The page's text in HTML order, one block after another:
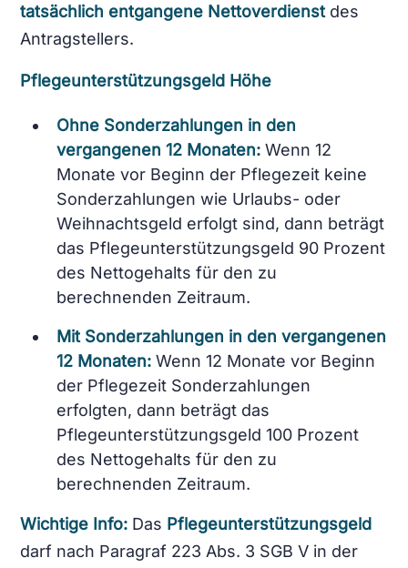
tatsächlich entgangene Nettoverdienstdes
Antragstellers.
Pflegeunterstützungsgeld Höhe
Ohne Sonderzahlungen in den
vergangenen 12 Monaten:Wenn 12
Monate vor Beginn der Pflegezeit keine
Sonderzahlungen wie Urlaubs- oder
Weihnachtsgeld erfolgt sind, dann beträgt
das Pflegeunterstützungsgeld 90 Prozent
des Nettogehalts für den zu
berechnenden Zeitraum.
Mit Sonderzahlungen in den vergangenen
12 Monaten:Wenn 12 Monate vor Beginn
der Pflegezeit Sonderzahlungen
erfolgten, dann beträgt das
Pflegeunterstützungsgeld 100 Prozent
des Nettogehalts für den zu
berechnenden Zeitraum.
Wichtige Info: Das Pflegeunterstützungsgeld
darf nach Paragraf 223 Abs. 3 SGB V in der